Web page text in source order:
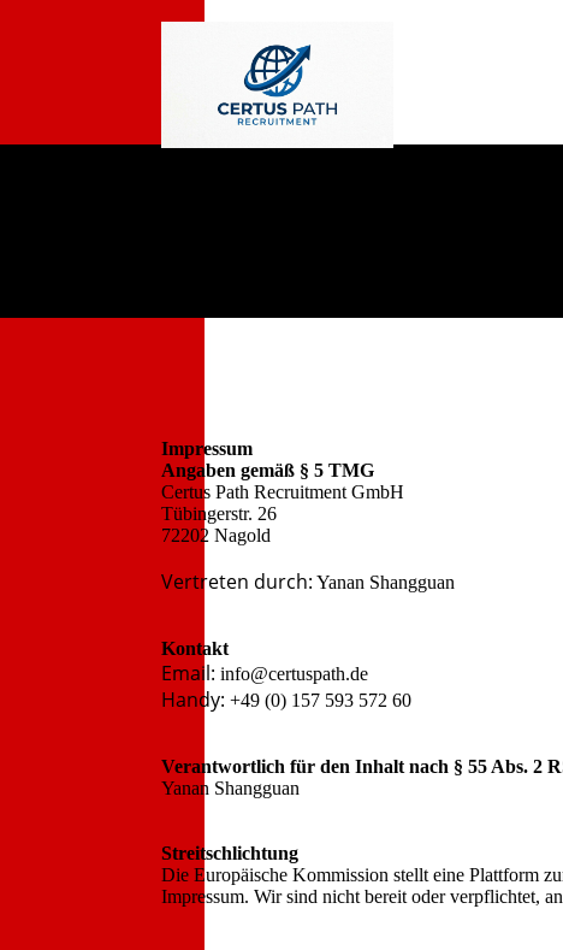
Impressum
Angaben gemäß § 5 TMG
Certus Path Recruitment GmbH
Tübingerstr. 26
72202 Nagold
Vertreten durch: Yanan Shangguan
Kontakt
Email: info@certuspath.de
Handy: +49 (0) 157 593 572 60
Verantwortlich für den Inhalt nach § 55 Abs. 2
Yanan Shangguan
Streitschlichtung
Die Europäische Kommission stellt eine Plattform
Impressum. Wir sind nicht bereit oder verpflichtet,